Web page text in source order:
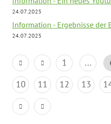
24.07.2025
Information - Ergebnisse der
24.07.2025
1 ...
10
11 12 13